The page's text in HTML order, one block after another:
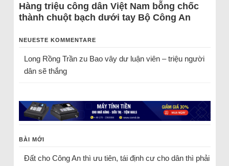
Hàng triệu công dân Việt Nam bỗng chốc
thành chuột bạch dưới tay Bộ Công An
NEUESTE KOMMENTARE
Long Rồng Trầnzu Bao vây dư luận viên – triệu người
dân sẽ thắng
BÀI MỚI
Đất cho Công An thì ưu tiên, tái định cư cho dân thì phải